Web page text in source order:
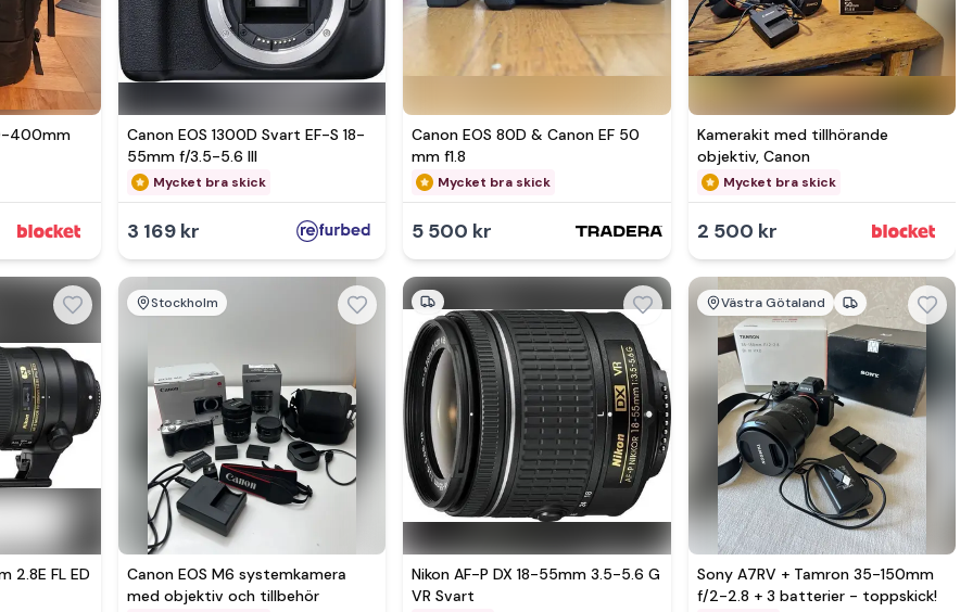
400mm
Canon EOS 1300D Svart EF-S 18-
55mm f/3.5-5.6 III
Mycket bra skick
3 169 kr
Canon EOS 80D & Canon EF 50
mm f1.8
Mycket bra skick
5 500 kr
Kamerakit med tillhörande
objektiv, Canon
Mycket bra skick
2 500 kr
2.8E FL ED
Se mer hos
Stockholm
Canon EOS M6 systemkamera
med objektiv och tillbehör
Nikon AF-P DX 18-55mm 3.5-5.6 G
VR Svart
Västra Götaland
Sony A7RV + Tamron 35-150mm
f/2-2.8 + 3 batterier - toppskick!